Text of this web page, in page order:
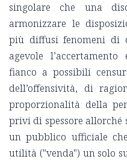
singolare che una
armonizzare le
più diffusi fenomeni di
agevole
fianco a possibili
dell’offensività, di
proporzionalità della
privi di spessore
un pubblico ufficiale
utilità ("venda") un solo